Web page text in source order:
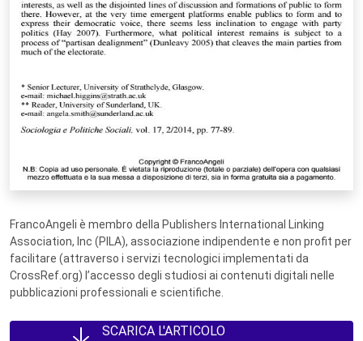
FrancoAngeli è membro della Publishers International Linking
Association, Inc (PILA), associazione indipendente e non profit per
facilitare (attraverso i servizi tecnologici implementati da
CrossRef.org) l’accesso degli studiosi ai contenuti digitali nelle
pubblicazioni professionali e scientifiche.
SCARICA L'ARTICOLO